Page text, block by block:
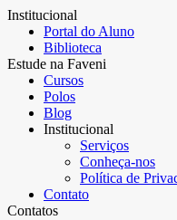
Institucional
Portal do Aluno
Biblioteca
Estude na Faveni
Cursos
Polos
Blog
Institucional
Serviços
Conheça-nos
Política de
Contato
Contatos